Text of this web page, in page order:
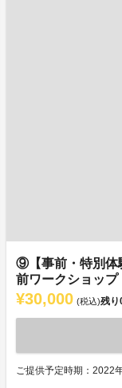
⑨【事前・特別体
前ワークショップ
¥30,000 (税込)残り
ご提供予定時期：2022